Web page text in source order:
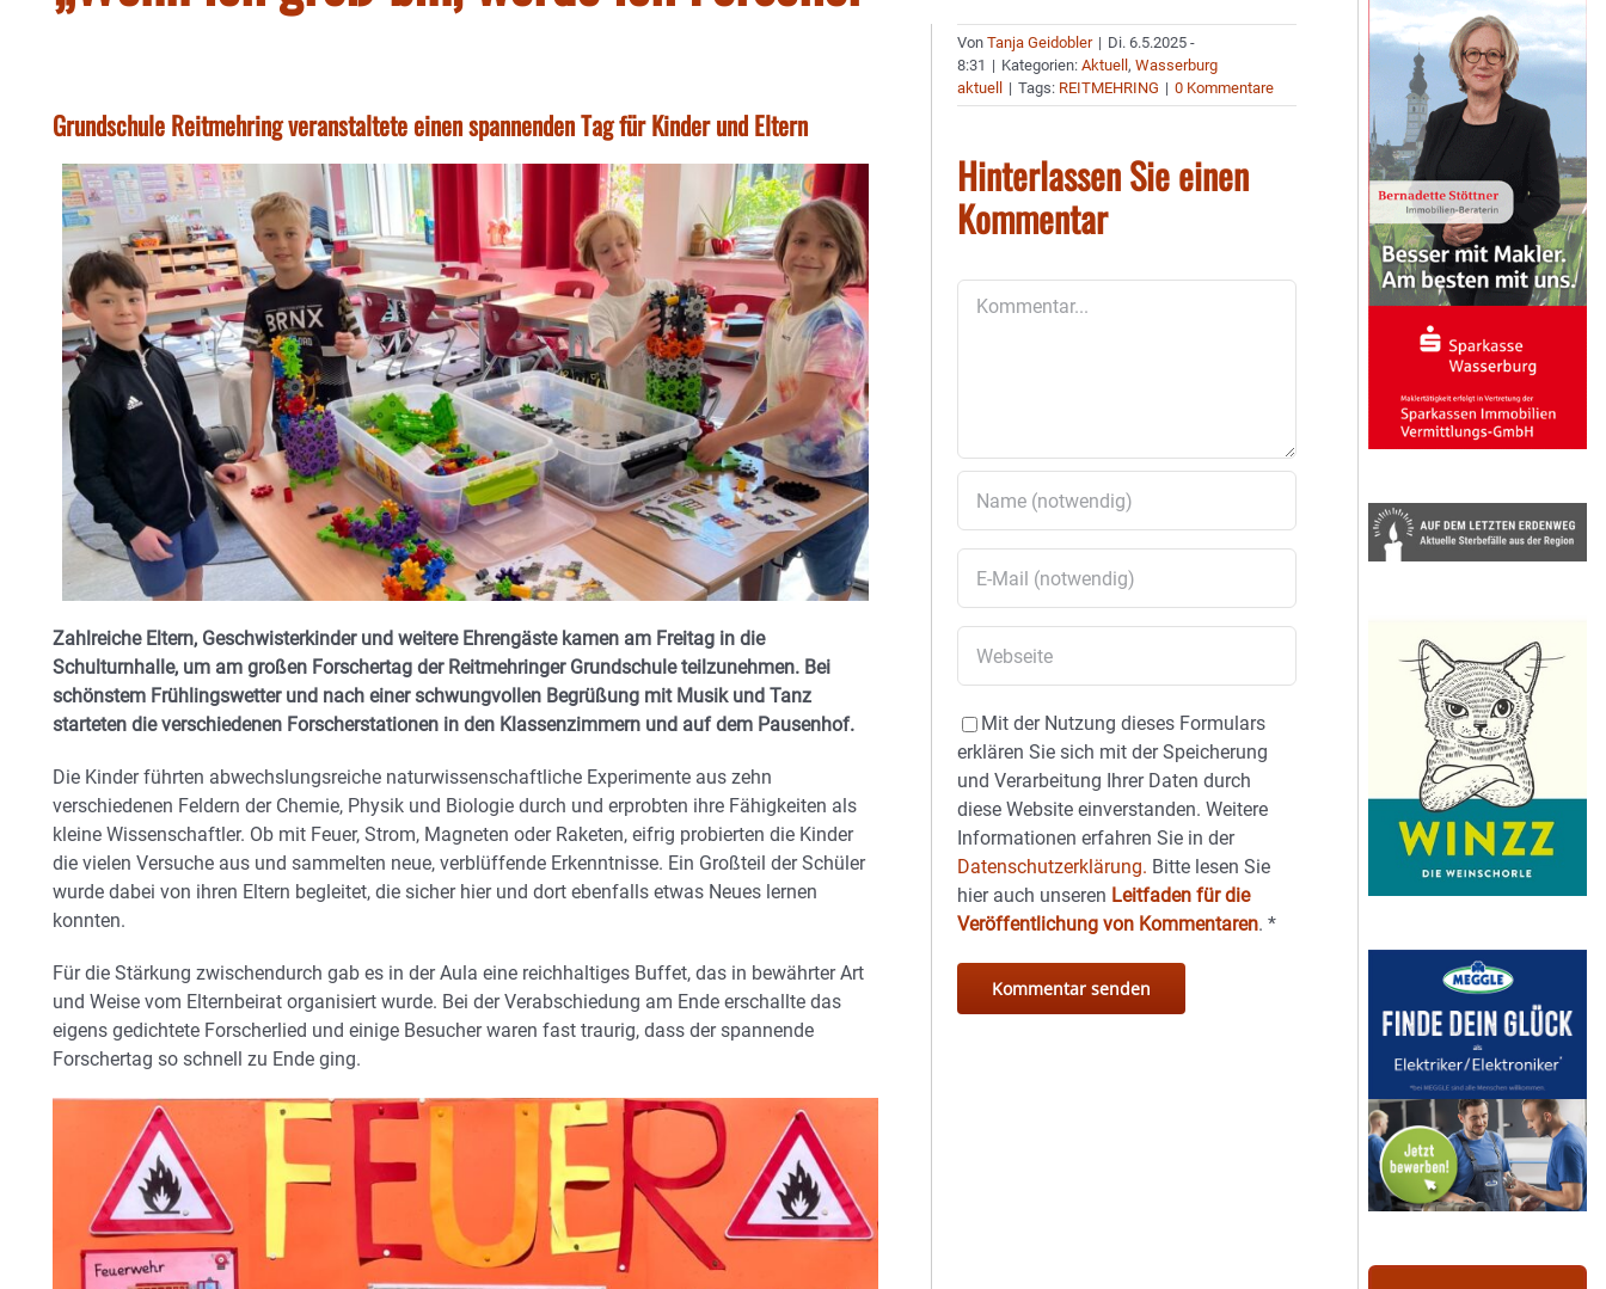
Grundschule Reitmehring veranstaltete einen spannenden Tag für Kinder und Eltern
Zahlreiche Eltern, Geschwisterkinder und weitere Ehrengäste kamen am Freitag in die
Schulturnhalle, um am großen Forschertag der Reitmehringer Grundschule teilzunehmen. Bei
schönstem Frühlingswetter und nach einer schwungvollen Begrüßung mit Musik und Tanz
starteten die verschiedenen Forscherstationen in den Klassenzimmern und auf dem Pausenhof.
Die Kinder führten abwechslungsreiche naturwissenschaftliche Experimente aus zehn
verschiedenen Feldern der Chemie, Physik und Biologie durch und erprobten ihre Fähigkeiten als
kleine Wissenschaftler. Ob mit Feuer, Strom, Magneten oder Raketen, eifrig probierten die Kinder
die vielen Versuche aus und sammelten neue, verblüffende Erkenntnisse. Ein Großteil der Schüler
wurde dabei von ihren Eltern begleitet, die sicher hier und dort ebenfalls etwas Neues lernen
konnten.
Für die Stärkung zwischendurch gab es in der Aula eine reichhaltiges Buffet, das in bewährter Art
und Weise vom Elternbeirat organisiert wurde. Bei der Verabschiedung am Ende erschallte das
eigens gedichtete Forscherlied und einige Besucher waren fast traurig, dass der spannende
Forschertag so schnell zu Ende ging.
VonTanja Geidobler | Di. 6.5.2025 -
8:31 | Kategorien:Aktuell,Wasserburg
aktuell
| Tags: REITMEHRING | 0 Kommentare
Hinterlassen Sie einen
Kommentar
Mit der Nutzung dieses Formulars
erklären Sie sich mit der Speicherung
und Verarbeitung Ihrer Daten durch
diese Website einverstanden. Weitere
Informationen erfahren Sie in der
Datenschutzerklärung. Bitte lesen Sie
hier auch unseren Leitfaden für die
Veröffentlichung von Kommentaren.*